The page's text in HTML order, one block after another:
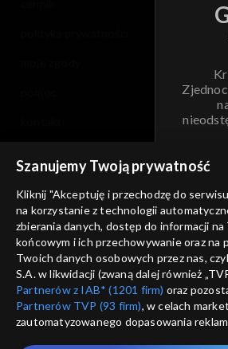
informacje o dostawcy usług
Szanujemy Twoją prywatność
Kliknij "Akceptuję i przechodzę do
na korzystanie z technologii
zbierania danych, dostęp do informacji na
końcowym i ich przechowywanie oraz na
Twoich danych osobowych przez nas,
S.A. w likwidacji (zwaną dalej również
Partnerów z IAB* (1201 firm) oraz
Partnerów TVP (93 firm), w celach
zautomatyzowanego dopasowania